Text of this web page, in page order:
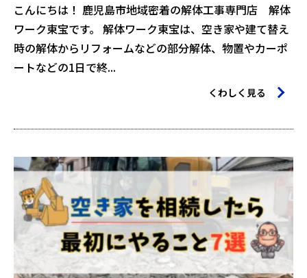
こんにちは！ 鹿児島市地域密着の解体工事専門店 解体
ワーク東宝です。 解体ワーク東宝は、空き家や建て替え
時の解体からリフォームなどの部分解体、物置やカーポ
ートなどの1日で終...
くわしく見る